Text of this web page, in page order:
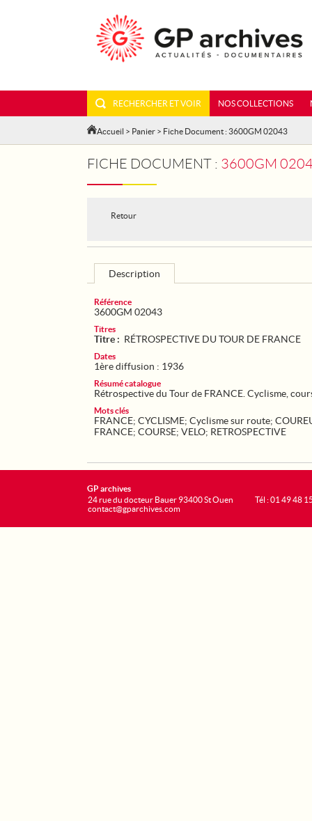
RECHERCHER ET VOIR NOS COLLECTIONS
Accueil > Panier > Fiche Document : 3600GM 02043
FICHE DOCUMENT : 3600GM
Retour
Description
Référence
3600GM 02043
Titres
Titre : RÉTROSPECTIVE DU TOUR DE FRANCE
Dates
1ère diffusion : 1936
Résumé catalogue
Rétrospective du Tour de FRANCE. Cyclisme,
Mots clés
FRANCE; CYCLISME; Cyclisme sur route;
FRANCE; COURSE; VELO; RETROSPECTIVE
GP archives
24 rue du docteur Bauer 93400 St Ouen
contact@gparchives.com
Tél : 01 49 48